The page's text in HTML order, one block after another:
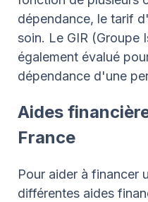
dépendance, le tarif
soin. Le GIR (Groupe
également évalué
dépendance d'une
Aides
France
Pour aider à financer
différentes aides